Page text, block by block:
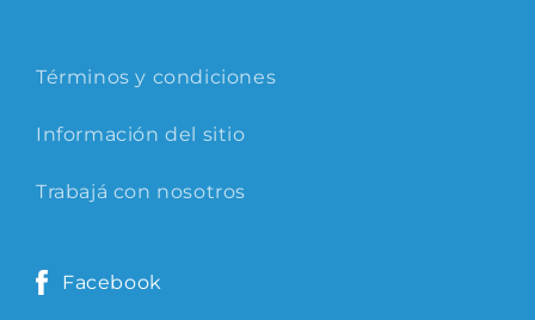
Términos y condiciones
Información del sitio
Trabajá con nosotros
Facebook